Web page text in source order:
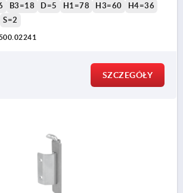
B3=18 D=5 H1=78 H3=60
H4=36
S=2
SZCZEGÓŁY